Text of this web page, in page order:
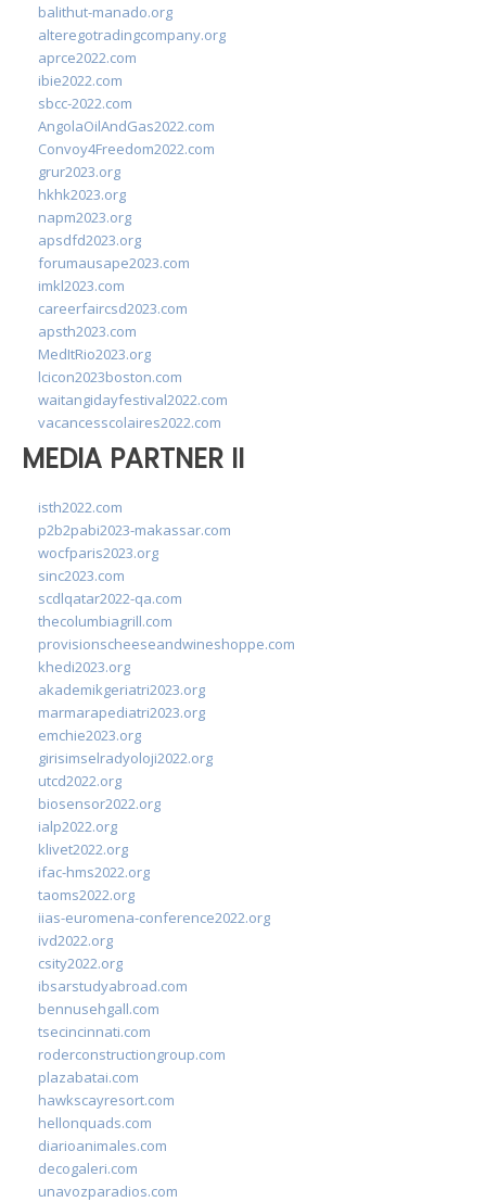
balithut-manado.org
alteregotradingcompany.org
aprce2022.com
ibie2022.com
sbcc-2022.com
AngolaOilAndGas2022.com
Convoy4Freedom2022.com
grur2023.org
hkhk2023.org
napm2023.org
apsdfd2023.org
forumausape2023.com
imkl2023.com
careerfaircsd2023.com
apsth2023.com
MedItRio2023.org
lcicon2023boston.com
waitangidayfestival2022.com
vacancesscolaires2022.com
MEDIA PARTNER II
isth2022.com
p2b2pabi2023-makassar.com
wocfparis2023.org
sinc2023.com
scdlqatar2022-qa.com
thecolumbiagrill.com
provisionscheeseandwineshoppe.com
khedi2023.org
akademikgeriatri2023.org
marmarapediatri2023.org
emchie2023.org
girisimselradyoloji2022.org
utcd2022.org
biosensor2022.org
ialp2022.org
klivet2022.org
ifac-hms2022.org
taoms2022.org
iias-euromena-conference2022.org
ivd2022.org
csity2022.org
ibsarstudyabroad.com
bennusehgall.com
tsecincinnati.com
roderconstructiongroup.com
plazabatai.com
hawkscayresort.com
hellonquads.com
diarioanimales.com
decogaleri.com
unavozparadios.com